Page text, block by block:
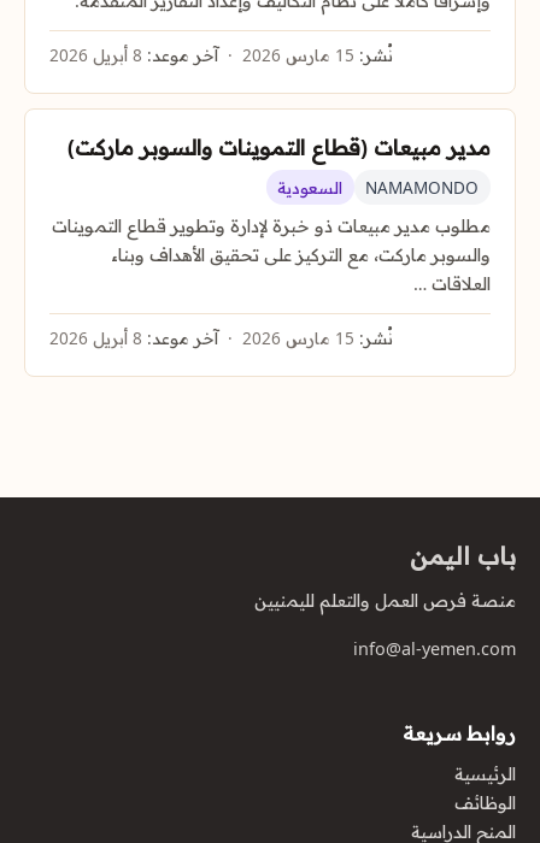
نُشر: آخر موعد:
مدير مبيعات (قطاع التموينات والسوبر ماركت)
NAMAMONDO السعودية
مطلوب مدير مبيعات ذو خبرة لإدارة وتطوير قطاع التموينات
والسوبر ماركت، مع التركيز على تحقيق الأهداف وبناء
العلاقات …
نُشر: آخر موعد:
باب اليمن
منصة فرص العمل والتعلم لليمنيين
info@al-yemen.com
روابط سريعة
الرئيسية
الوظائف
المنح الدراسية